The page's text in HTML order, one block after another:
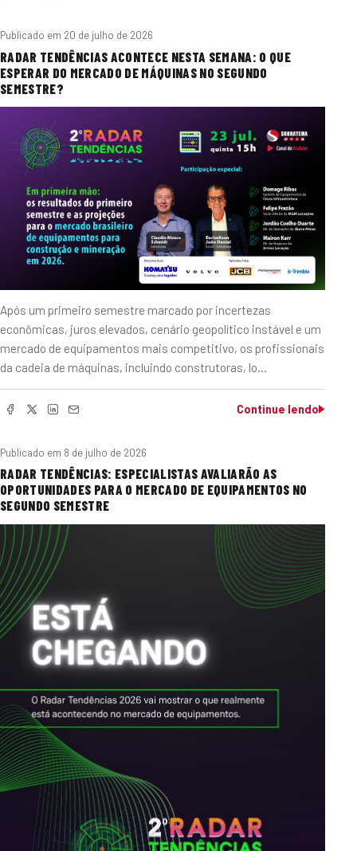
Publicado em 20 de julho de 2026
RADAR TENDÊNCIAS ACONTECE NESTA SEMANA: O QUE
ESPERAR DO MERCADO DE MÁQUINAS NO SEGUNDO
SEMESTRE?
Após um primeiro semestre marcado por incertezas
econômicas, juros elevados, cenário geopolítico instável e um
mercado de equipamentos mais competitivo, os profissionais
da cadeia de máquinas, incluindo construtoras, lo…
Continue lendo
Publicado em 8 de julho de 2026
RADAR TENDÊNCIAS: ESPECIALISTAS AVALIARÃO AS
OPORTUNIDADES PARA O MERCADO DE EQUIPAMENTOS NO
SEGUNDO SEMESTRE